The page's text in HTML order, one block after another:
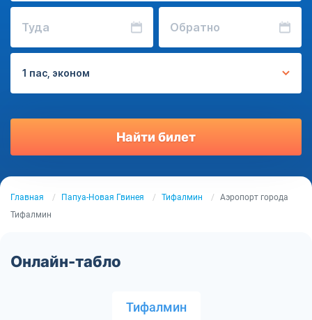
Туда Обратно
1 пас, эконом
Найти билет
Главная Папуа-Новая Гвинея Тифалмин
Аэропорт города
Тифалмин
Онлайн-табло
Тифалмин